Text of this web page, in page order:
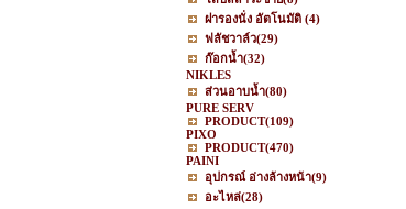
ฝารองนั่ง อัตโนมัติ (4)
ฟลัชวาล์ว(29)
ก๊อกน้ำ(32)
NIKLES
ส่วนอาบน้ำ(80)
PURE SERV
PRODUCT(109)
PIXO
PRODUCT(470)
PAINI
อุปกรณ์ อ่างล้างหน้า(9)
อะไหล่(28)